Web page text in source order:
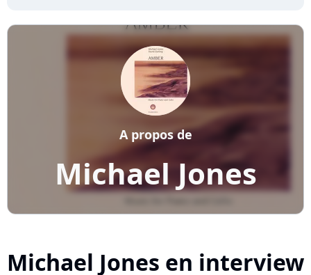
Michael Jones
A propos de
Michael Jones en interview